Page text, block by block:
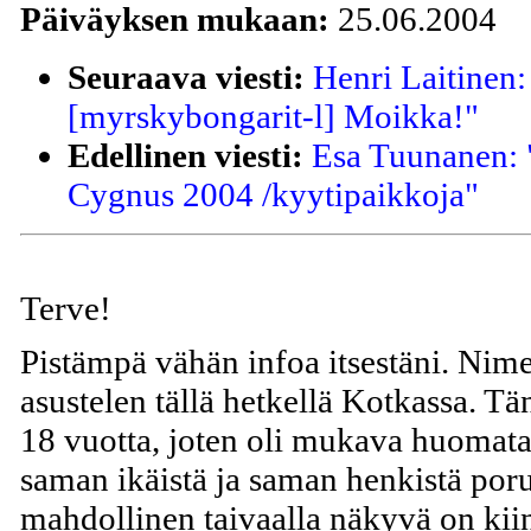
Päiväyksen mukaan: 25.06.2004
Seuraava viesti: Henri
[myrskybongarit-l] Moikka!"
Edellinen viesti: Esa
Cygnus 2004 /kyytipaikkoja"
Terve!
Pistämpä vähän infoa itsestäni.
asustelen tällä hetkellä Kotkassa.
18 vuotta, joten oli mukava
saman ikäistä ja saman henkistä
mahdollinen taivaalla näkyvä on